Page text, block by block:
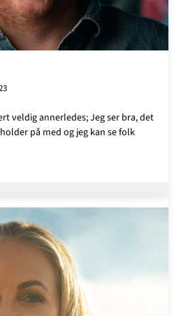
veldig annerledes; Jeg ser bra, det
på med og jeg kan se folk